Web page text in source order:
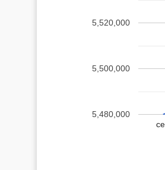
5,480,000
5,500,000
5,520,000